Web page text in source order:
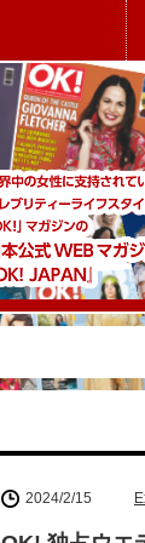
2024/2/15